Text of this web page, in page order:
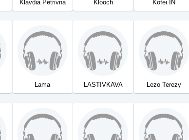
Klavdia Petrivna Klooch Kofei.IN
Lama LASTIVKAVA Lezo Terezy